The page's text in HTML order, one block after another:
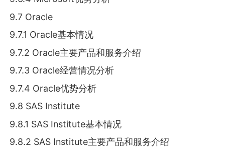
9.7 Oracle
9.7.1 Oracle基本情况
9.7.2 Oracle主要产品和服务介绍
9.7.3 Oracle经营情况分析
9.7.4 Oracle优势分析
9.8 SAS Institute
9.8.1 SAS Institute基本情况
9.8.2 SAS Institute主要产品和服务介绍